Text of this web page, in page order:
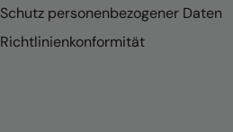
Schutz personenbezogener Daten
Richtlinienkonformität